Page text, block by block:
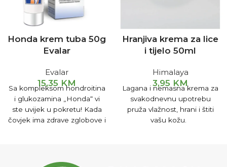
Honda krem tuba 50g
Evalar
Evalar
15,35 KM
Sa kompleksom hondroitina
i glukozamina „Honda“ vi
ste uvijek u pokretu! Kada
čovjek ima zdrave zglobove i
Ali, iznenada „lom“! Jak bol
Hranjiva krema za lice
i tijelo 50ml
Himalaya
3,95 KM
Lagana i nemasna krema za
svakodnevnu upotrebu
pruža vlažnost, hrani i štiti
vašu kožu.